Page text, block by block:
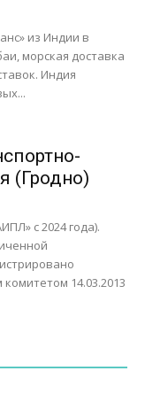
из Индии в
морская доставка
Индия
(Гродно)
с 2024 года).
14.03.2013